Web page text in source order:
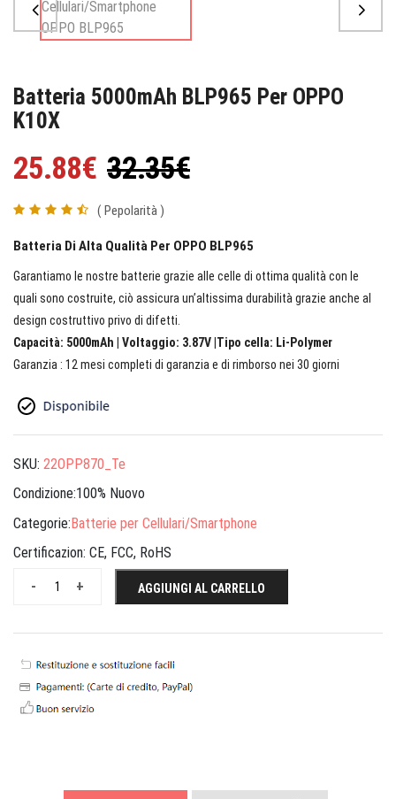
Batteria 5000mAh BLP965 Per OPPO
K10X
25.88€ 32.35€
( Pepolarità )
Batteria Di Alta Qualità Per OPPO BLP965
Garantiamo le nostre batterie grazie alle celle di ottima qualità con le
quali sono costruite, ciò assicura un’altissima durabilità grazie anche al
design costruttivo privo di difetti.
Capacità: 5000mAh | Voltaggio: 3.87V |Tipo cella: Li-Polymer
Garanzia : 12 mesi completi di garanzia e di rimborso nei 30 giorni
SKU: 22OPP870_Te
Condizione:100% Nuovo
Categorie:Batterie per Cellulari/Smartphone
Certificazion: CE, FCC, RoHS
+
- AGGIUNGI AL CARRELLO